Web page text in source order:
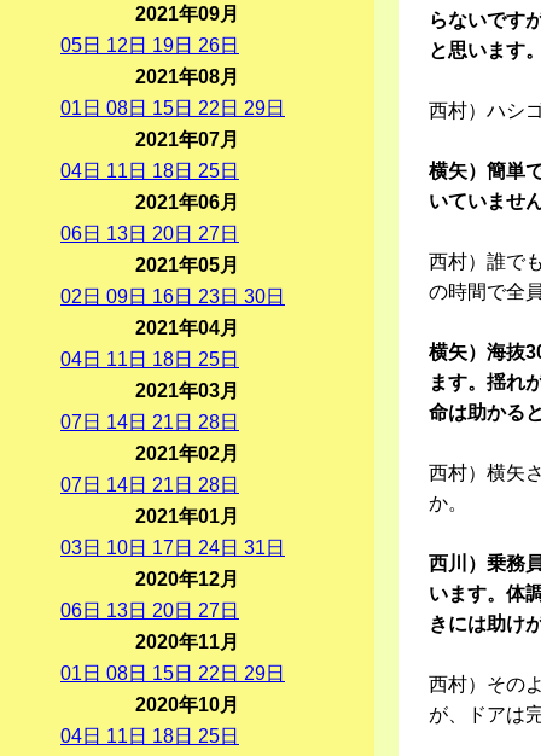
らないです
と思います
西村）ハシ
横矢）簡単
いていませ
西村）誰で
の時間で全
横矢）海抜
ます。揺れ
命は助かる
西村）横矢
か。
西川）乗務
います。体
きには助け
西村）その
が、ドアは
2021年09月
05日 12 日 19日 26日
2021年08月
01 日 08日 15日 22 日 29日
2021年07月
04日 11 日 18日 25日
2021年06月
06日 13日 20日 27日
2021年05月
02 日 09日 16日 23日 30日
2021年04月
04日 11 日 18日 25日
2021年03月
07日 14日 21 日 28日
2021年02月
07日 14日 21 日 28日
2021年01月
03日 10日 17日 24日 31 日
2020年12月
06日 13日 20日 27日
2020年11月
01 日 08日 15日 22 日 29日
2020年10月
04日 11 日 18日 25日